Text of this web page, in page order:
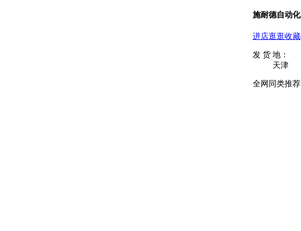
施耐德自动
进店逛逛收藏
发 货 地：
天津
全网同类推荐